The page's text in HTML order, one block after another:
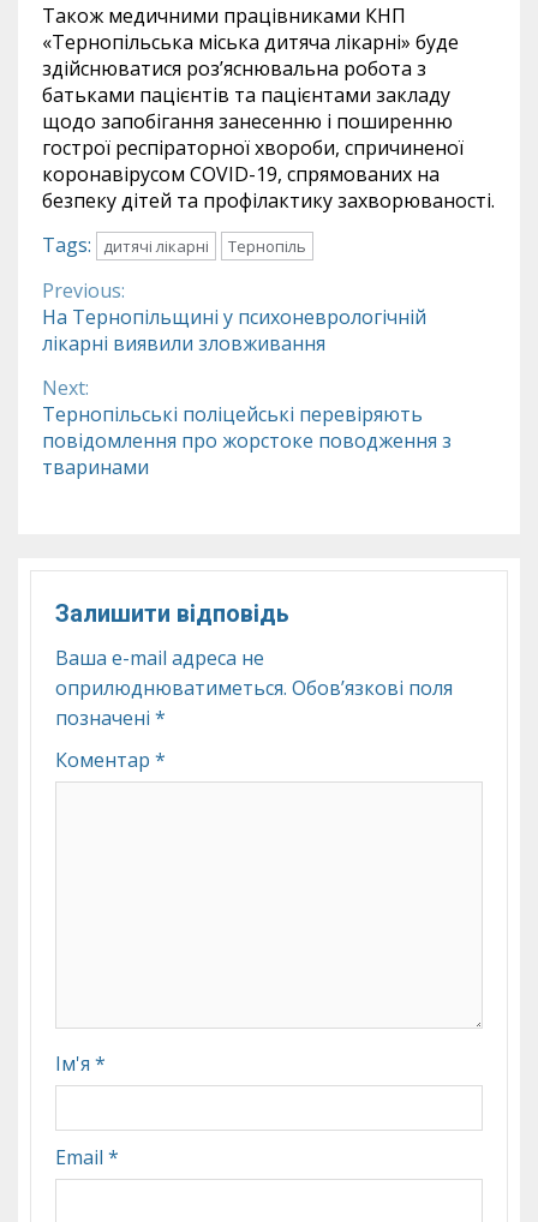
Також медичними працівниками КНП
«Тернопільська міська дитяча лікарні» буде
здійснюватися роз’яснювальна робота з
батьками пацієнтів та пацієнтами закладу
щодо запобігання занесенню і поширенню
гострої респіраторної хвороби, спричиненої
коронавірусом COVID-19, спрямованих на
безпеку дітей та профілактику захворюваності.
Tags:
дитячі лікарні Тернопіль
Continue
Reading
Previous:
На Тернопільщині у психоневрологічній
лікарні виявили зловживання
Next:
Тернопільські поліцейські перевіряють
повідомлення про жорстоке поводження з
тваринами
Залишити відповідь
Ваша e-mail адреса не
оприлюднюватиметься. Обов’язкові поля
позначені *
Коментар *
Ім'я *
Email *